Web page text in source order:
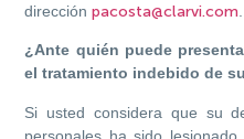
direcciónpacosta@clarvi.com
¿Ante quién puede
el tratamiento indebido de
Si usted considera que su
personales ha sido